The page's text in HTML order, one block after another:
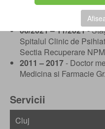
Educatie si formare
06/2021 – 11/2021-
Spitalul Clinic de
Sectia Recuperare
2011 – 2017- Doctor
Medicina si Farmacie
Servicii